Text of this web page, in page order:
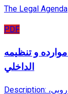
The Legal Agenda
PDF
و تنظيمه
الداخلي
Description: تمَ إنتاج هذه المطبوعة بتمويل من الإتحاد الأوروبي،